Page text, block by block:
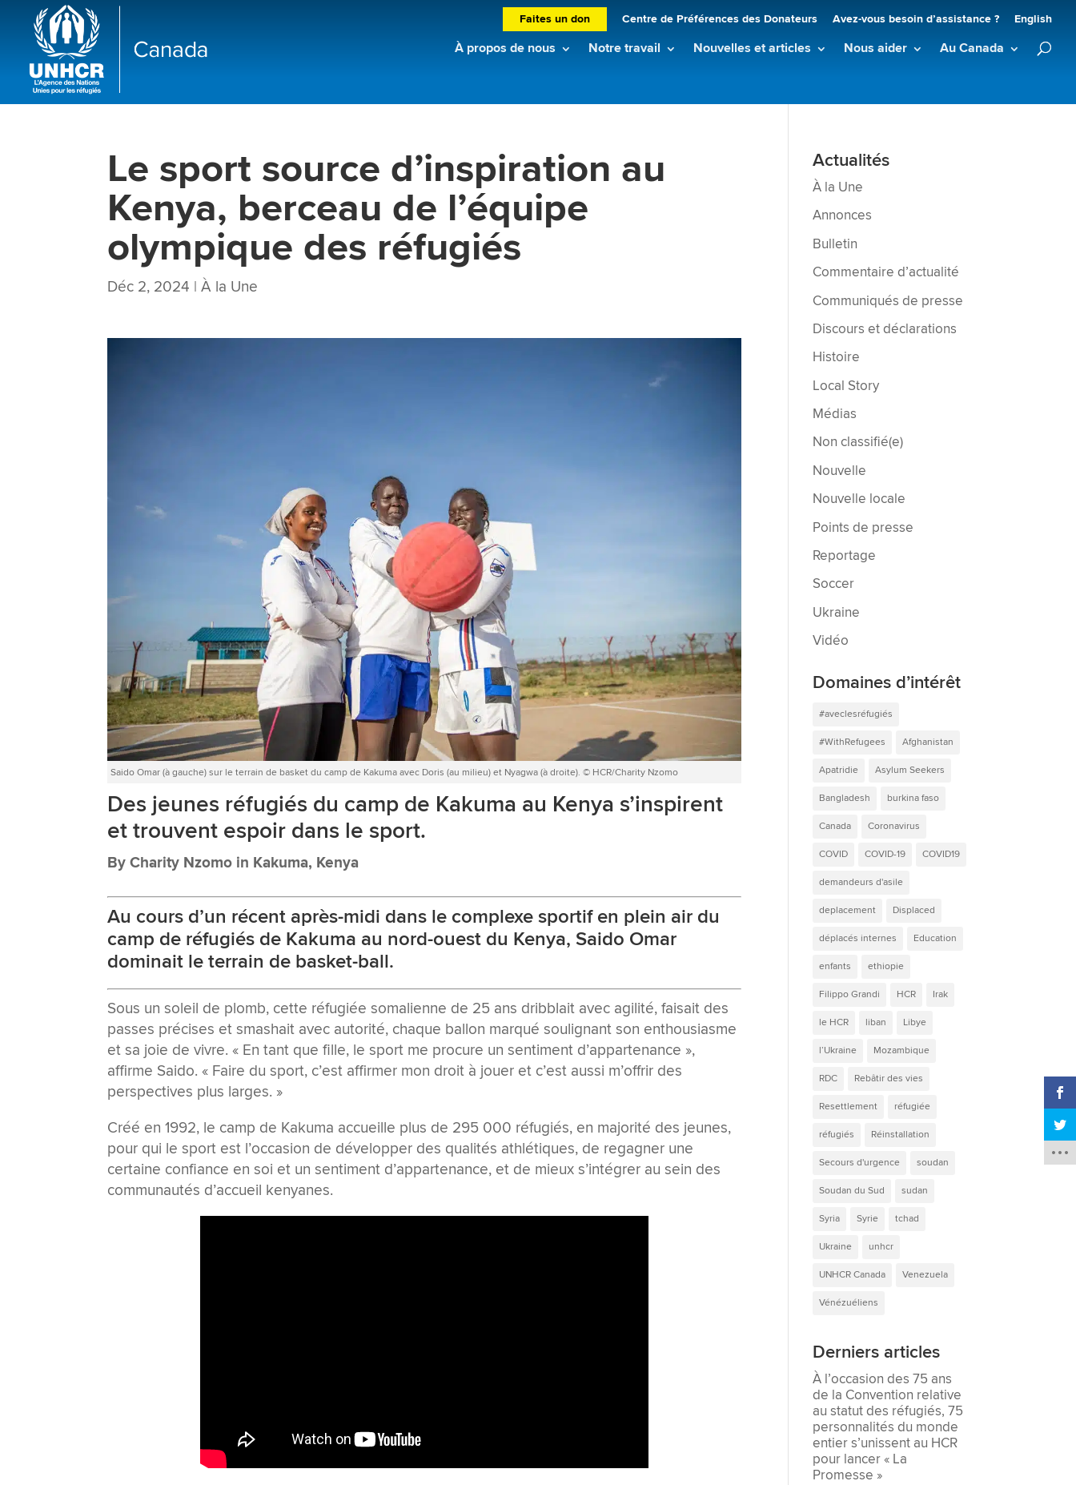
Faites un don Centre de Préférences des Donateurs Avez-vous besoin d’assistance ? English
À propos de nous Notre travail Nouvelles et articles Nous aider Au Canada
Le sport source d’inspiration au
Kenya, berceau de l’équipe
olympique des réfugiés
Déc 2, 2024 |À la Une
Saido Omar (à gauche) sur le terrain de basket du camp de Kakuma avec Doris (au milieu) et Nyagwa (à droite). © HCR/Charity Nzomo
Des jeunes réfugiés du camp de Kakuma au Kenya s’inspirent
et trouvent espoir dans le sport.
By Charity Nzomo in Kakuma, Kenya
Au cours d’un récent après-midi dans le complexe sportif en plein air du
camp de réfugiés de Kakuma au nord-ouest du Kenya, Saido Omar
dominait le terrain de basket-ball.
Sous un soleil de plomb, cette réfugiée somalienne de 25 ans dribblait avec agilité, faisait des
passes précises et smashait avec autorité, chaque ballon marqué soulignant son enthousiasme
et sa joie de vivre. « En tant que fille, le sport me procure un sentiment d’appartenance »,
affirme Saido. « Faire du sport, c’est affirmer mon droit à jouer et c’est aussi m’offrir des
perspectives plus larges. »
Créé en 1992, le camp de Kakuma accueille plus de 295 000 réfugiés, en majorité des jeunes,
pour qui le sport est l’occasion de développer des qualités athlétiques, de regagner une
certaine confiance en soi et un sentiment d’appartenance, et de mieux s’intégrer au sein des
communautés d’accueil kenyanes.
Actualités
À la Une
Annonces
Bulletin
Commentaire d’actualité
Communiqués de presse
Discours et déclarations
Histoire
Local Story
Médias
Non classifié(e)
Nouvelle
Nouvelle locale
Points de presse
Reportage
Soccer
Ukraine
Vidéo
Domaines d’intérêt
#aveclesréfugiés
#WithRefugees Afghanistan
Apatridie Asylum Seekers
Bangladesh burkina faso
Canada Coronavirus
COVID COVID-19 COVID19
demandeurs d'asile
deplacement Displaced
déplacés internes Education
enfants ethiopie
Filippo Grandi HCR Irak
le HCR liban Libye
l’Ukraine Mozambique
RDC Rebâtir des vies
Resettlement réfugiée
réfugiés Réinstallation
Secours d'urgence soudan
Soudan du Sud sudan
Syria Syrie tchad
Ukraine unhcr
UNHCR Canada Venezuela
Vénézuéliens
Derniers articles
À l’occasion des 75 ans
de la Convention relative
au statut des réfugiés, 75
personnalités du monde
entier s’unissent au HCR
pour lancer « La
Promesse »